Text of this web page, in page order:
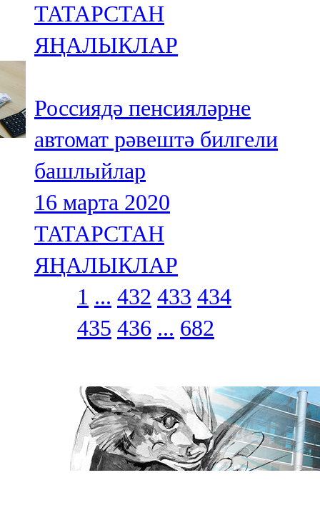
ТАТАРСТАН
ЯҢАЛЫКЛАР
Россиядә пенсияләрне
автомат рәвештә билгели
башлыйлар
16 марта 2020
ТАТАРСТАН
ЯҢАЛЫКЛАР
1 ... 432 433 434
435 436 ... 682